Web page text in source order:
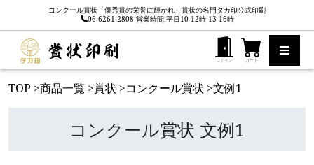
コンクール賞状「優秀賞の栄誉に輝かれ」賞状の名門タカ印公式印刷
06-6261-2808 営業時間:平日10-12時 13-16時
ログイン カート
TOP >商品一覧 >賞状 >コンクール賞状 >文例1
コンクール賞状 文例1